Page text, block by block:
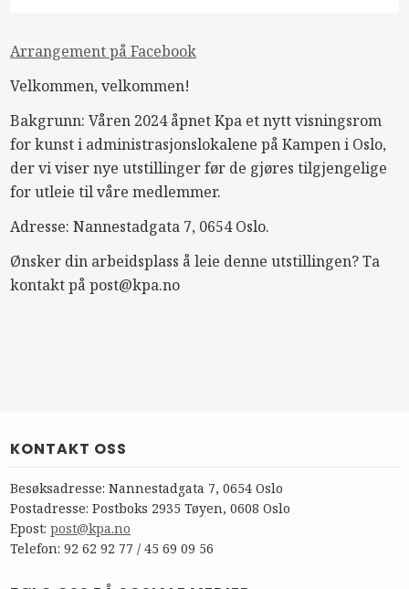
Arrangement på Facebook
Velkommen, velkommen!
Bakgrunn: Våren 2024 åpnet Kpa et nytt visningsrom
for kunst i administrasjonslokalene på Kampen i Oslo,
der vi viser nye utstillinger før de gjøres tilgjengelige
for utleie til våre medlemmer.
Adresse: Nannestadgata 7, 0654 Oslo.
Ønsker din arbeidsplass å leie denne utstillingen? Ta
kontakt påpost@kpa.no
KONTAKT OSS
Besøksadresse: Nannestadgata 7, 0654 Oslo
Postadresse: Postboks 2935 Tøyen, 0608 Oslo
Epost:post@kpa.no
Telefon: 92 62 92 77 / 45 69 09 56